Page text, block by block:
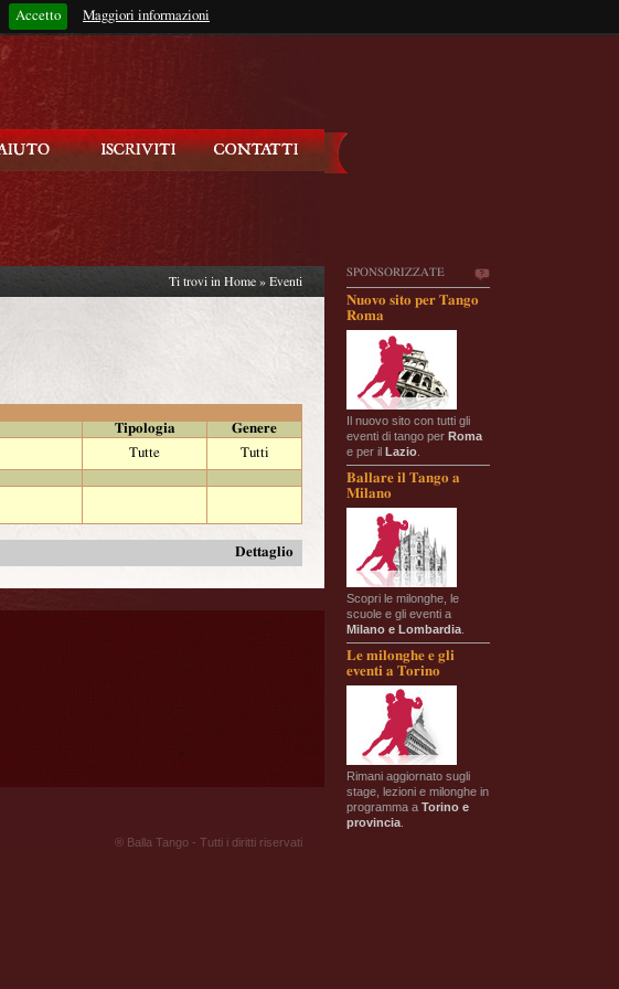
Accetto Maggiori informazioni
Rimani connesso?
SPONSORIZZATE
Nuovo sito per Tango
Roma
Il nuovo sito con tutti gli
eventi di tango per Roma
e per il Lazio
Ballare il Tango a
Milano
Scopri le milonghe, le
scuole e gli eventi a
Milano e Lombardia
Le milonghe e gli
eventi a Torino
Rimani aggiornato sugli
stage, lezioni e milonghe in
programma a Torino e
provincia
Ti trovi in Home » Eventi
Tipologia
Genere
Tutte
Tutti
Dettaglio
® Balla Tango - Tutti i diritti riservati